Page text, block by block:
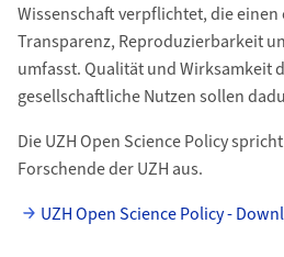
Wissenschaft verpflichtet, die einen
Transparenz, Reproduzierbarkeit
umfasst. Qualität und Wirksamkeit
gesellschaftliche Nutzen sollen
Die UZH Open Science Policy
Forschende der UZH aus.
UZH Open Science Policy -